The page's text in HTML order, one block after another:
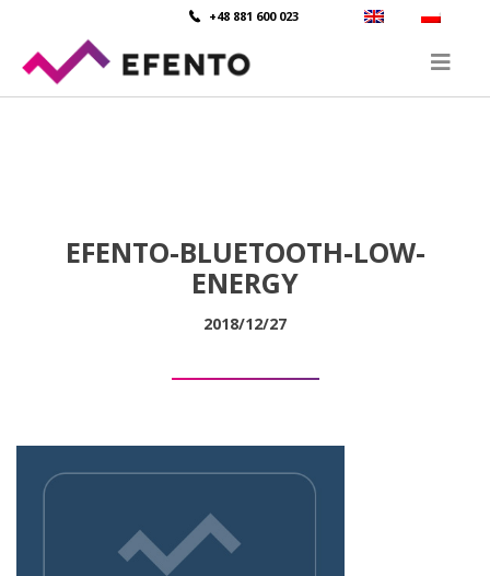
+48 881 600 023
EFENTO-BLUETOOTH-LOW-
ENERGY
2018/12/27